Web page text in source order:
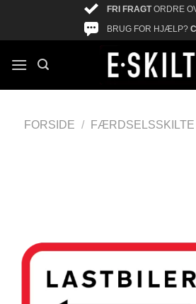
FRI FRAGTORDRE
BRUG FOR HJÆLP?
FORSIDE / FÆRDSELSSKILTE